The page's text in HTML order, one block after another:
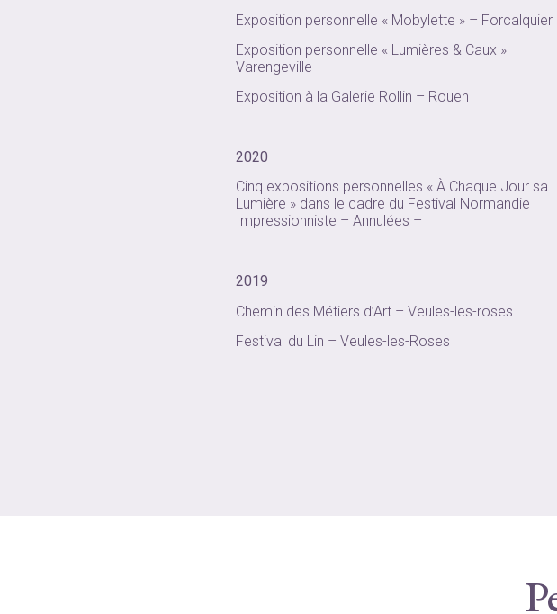
Exposition personnelle « Mobylette » – Forcalquier
Exposition personnelle « Lumières & Caux » –
Varengeville
Exposition à la Galerie Rollin – Rouen
2020
Cinq expositions personnelles « À Chaque Jour sa
Lumière » dans le cadre du Festival Normandie
Impressionniste – Annulées –
2019
Chemin des Métiers d’Art – Veules-les-roses
Festival du Lin – Veules-les-Roses